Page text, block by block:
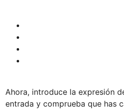
Ahora, introduce la expresión
entrada y comprueba que has